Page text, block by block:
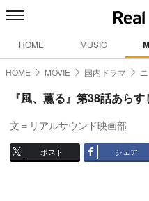
HOME MUSIC
HOME MOVIE 国内ドラマ
『風、薫る』第38話あら
文＝リアルサウンド映画部
ポスト シェア